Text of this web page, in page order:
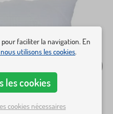
pour faciliter la navigation. En
utilisons les cookies.
les cookies
cookies nécessaires